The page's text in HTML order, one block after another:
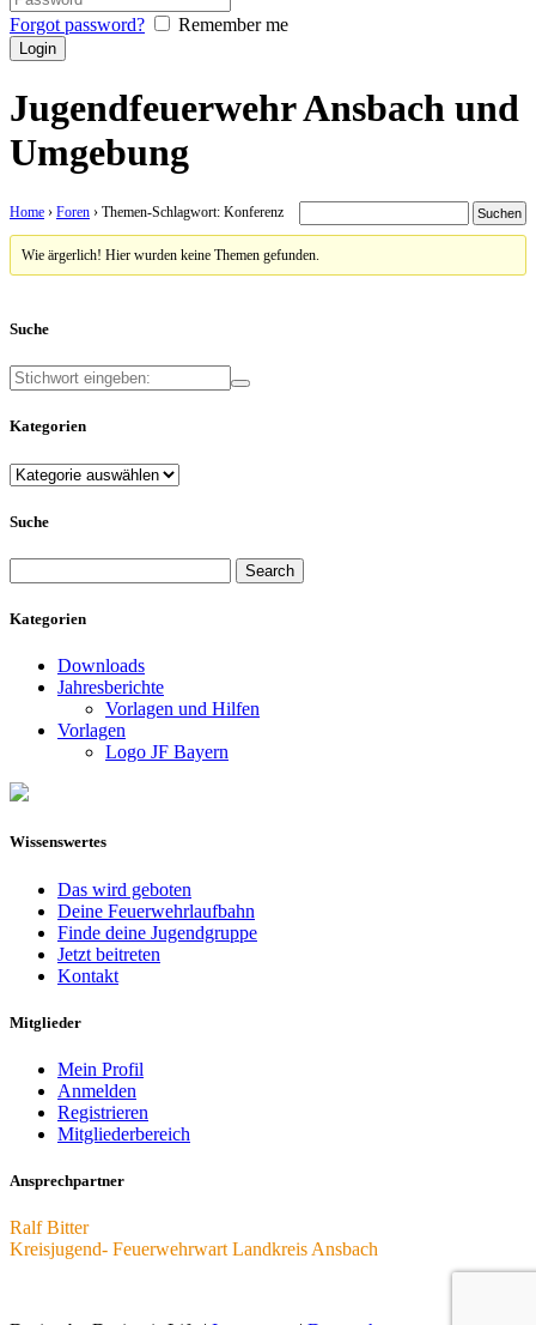
Forgot password? Remember me
Jugendfeuerwehr Ansbach und
Umgebung
Home › Foren › Themen-Schlagwort: Konferenz
Wie ärgerlich! Hier wurden keine Themen gefunden.
Suche
Kategorien
Kategorien
Suche
for:
Kategorien
Downloads
Jahresberichte
Vorlagen und Hilfen
Vorlagen
Logo JF Bayern
Wissenswertes
Das wird geboten
Deine Feuerwehrlaufbahn
Finde deine Jugendgruppe
Jetzt beitreten
Kontakt
Mitglieder
Mein Profil
Anmelden
Registrieren
Mitgliederbereich
Ansprechpartner
Ralf Bitter
Kreisjugend- Feuerwehrwart Landkreis Ansbach